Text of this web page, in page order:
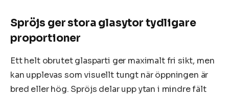
Spröjs ger stora glasytor tydligare
proportioner
Ett helt obrutet glasparti ger maximalt fri sikt, men
kan upplevas som visuellt tungt när öppningen är
bred eller hög. Spröjs delar upp ytan i mindre fält